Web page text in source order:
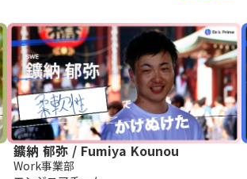
鑛納 郁弥 / Fumiya Kounou
Work事業部